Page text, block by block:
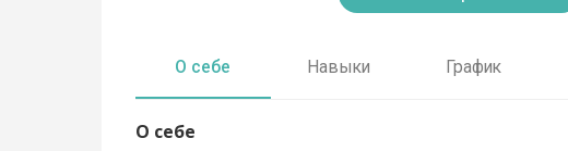
О себе Навыки График
О себе